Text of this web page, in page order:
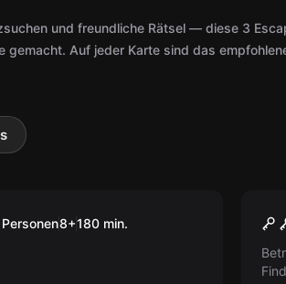
und freundliche Rätsel — diese 3
gemacht. Auf jeder Karte sind das
8+180 min.